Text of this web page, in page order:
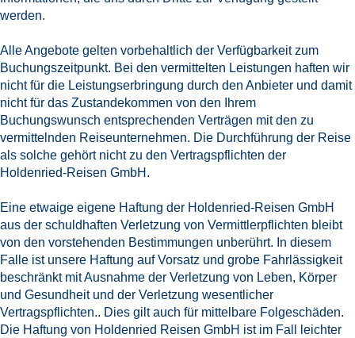
werden.
Alle Angebote gelten vorbehaltlich der Verfügbarkeit zum
Buchungszeitpunkt. Bei den vermittelten Leistungen haften wir
nicht für die Leistungserbringung durch den Anbieter und damit
nicht für das Zustandekommen von den Ihrem
Buchungswunsch entsprechenden Verträgen mit den zu
vermittelnden Reiseunternehmen. Die Durchführung der Reise
als solche gehört nicht zu den Vertragspflichten der
Holdenried-Reisen GmbH.
Eine etwaige eigene Haftung der Holdenried-Reisen GmbH
aus der schuldhaften Verletzung von Vermittlerpflichten bleibt
von den vorstehenden Bestimmungen unberührt. In diesem
Falle ist unsere Haftung auf Vorsatz und grobe Fahrlässigkeit
beschränkt mit Ausnahme der Verletzung von Leben, Körper
und Gesundheit und der Verletzung wesentlicher
Vertragspflichten.. Dies gilt auch für mittelbare Folgeschäden.
Die Haftung von Holdenried Reisen GmbH ist im Fall leichter